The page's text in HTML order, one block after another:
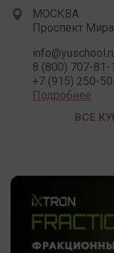
МОСКВА
Проспект
8 (800) 707-81-
+7 (915) 250-
Подробнее
ВСЕ